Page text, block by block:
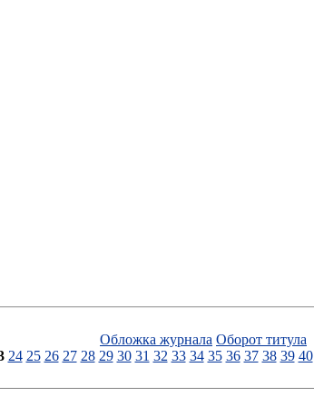
Обложка журнала Оборот титула
24 25 26 27 28 29 30 31 32 33 34 35 36 37 38 39 40